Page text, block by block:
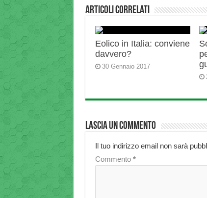
Articoli correlati
Eolico in Italia: conviene
davvero?
30 Gennaio 2017
Lascia un commento
Il tuo indirizzo email non sarà
Commento *